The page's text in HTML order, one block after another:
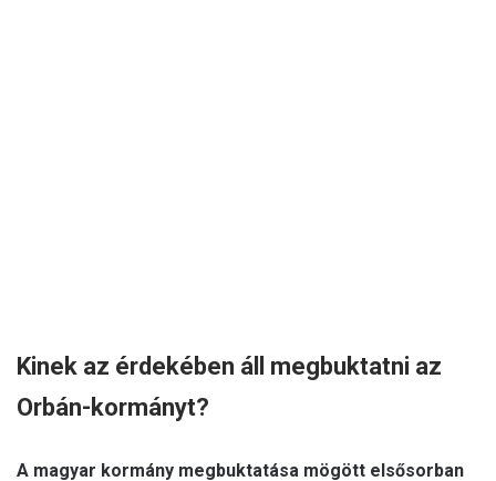
Kinek az érdekében áll megbuktatni az
Orbán-kormányt?
A magyar kormány megbuktatása mögött elsősorban